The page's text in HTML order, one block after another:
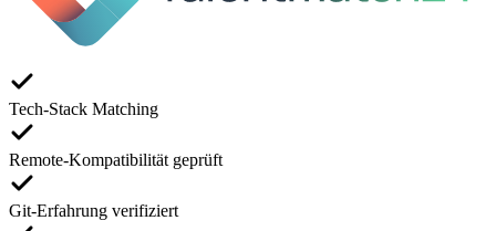
Tech-Stack Matching
Remote-Kompatibilität geprüft
Git-Erfahrung verifiziert